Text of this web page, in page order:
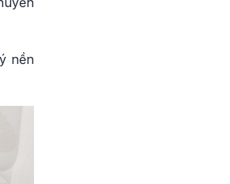
nền